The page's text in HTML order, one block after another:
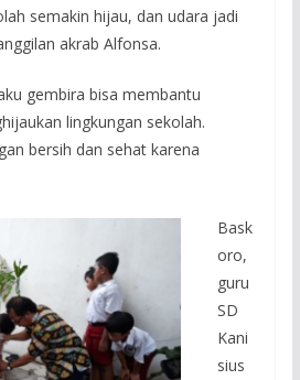
semakin hijau, dan udara jadi
akrab Alfonsa.
gembira bisa membantu
lingkungan sekolah.
bersih dan sehat karena
Bask
oro,
guru
SD
Kani
sius